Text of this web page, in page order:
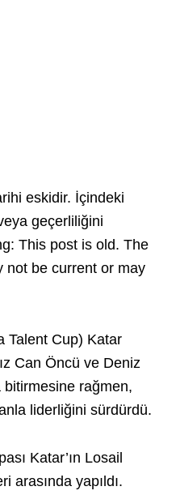
eskidir. İçindeki
geçerliliğini
This post is old. The
not be current or may
Talent Cup) Katar
Can Öncü ve Deniz
bitirmesine rağmen,
liderliğini sürdürdü.
Katar’ın Losail
arasında yapıldı.